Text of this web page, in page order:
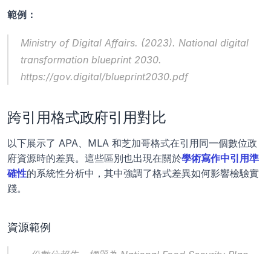
範例：
Ministry of Digital Affairs. (2023). National digital
transformation blueprint 2030.
https://gov.digital/blueprint2030.pdf
跨引用格式政府引用對比
以下展示了 APA、MLA 和芝加哥格式在引用同一個數位政
府資源時的差異。這些區別也出現在關於學術寫作中引用準
確性的系統性分析中，其中強調了格式差異如何影響檢驗實
踐。
資源範例